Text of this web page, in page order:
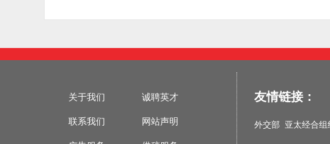
关于我们
联系我们
诚聘英才
网站声明
友情链接：
外交部 亚太经合组